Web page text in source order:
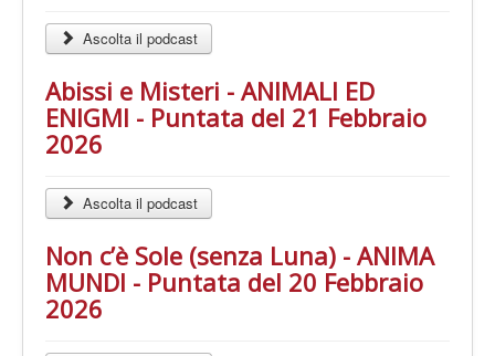
Ascolta il podcast
Abissi e Misteri - ANIMALI ED
ENIGMI - Puntata del 21 Febbraio
2026
Ascolta il podcast
Non c’è Sole (senza Luna) - ANIMA
MUNDI - Puntata del 20 Febbraio
2026